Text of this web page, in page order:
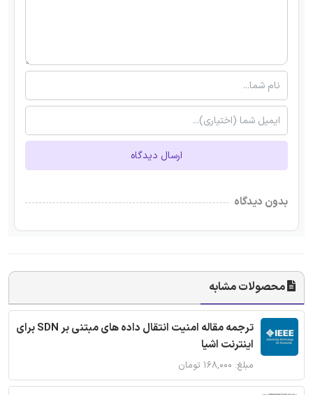
ارسال دیدگاه
بدون دیدگاه
محصولات مشابه
ترجمه مقاله امنیت انتقال داده های مبتنی بر SDN برای
اینترنت اشیا
مبلغ: ۱۶۸,۰۰۰ تومان